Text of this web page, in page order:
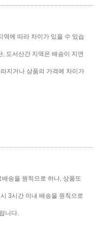
역에 따라 차이가 있을 수 있습
도서산간 지역은 배송이 지연
지거나 상품의 가격에 차이가
송을 원칙으로 하나, 상품또
3시간 이내 배송을 원칙으로
니다.